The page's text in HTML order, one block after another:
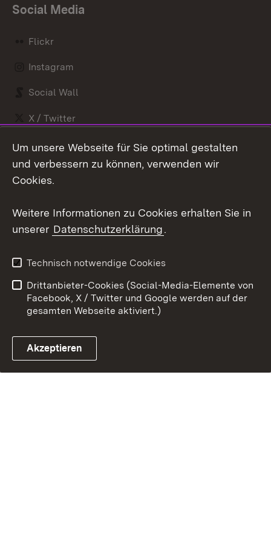
Social Media
Flickr
Instagram
Social Wall
X / Twitter
Youtube
Link zum Landesportal
Barrierefreiheit
Benutzungshinweise
Impressum
Cookies
Um unsere Webseite für Sie optimal gestalten
und verbessern zu können, verwenden wir
Cookies.
Weitere Informationen zu Cookies erhalten Sie in
unserer Datenschutzerklärung.
Technisch notwendige Cookies
Drittanbieter-Cookies (Social-Media-Elemente von
Facebook, X / Twitter und Google werden auf der
gesamten Webseite aktiviert.)
Akzeptieren